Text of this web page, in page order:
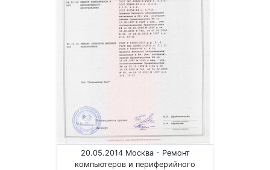
20.05.2014 Москва - Ремонт
компьютеров и периферийного